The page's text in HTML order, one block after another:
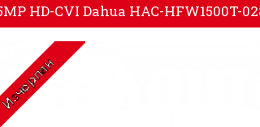
HD-CVI Dahua HAC-HFW1500T-